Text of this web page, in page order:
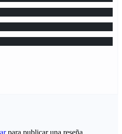
para publicar una reseña